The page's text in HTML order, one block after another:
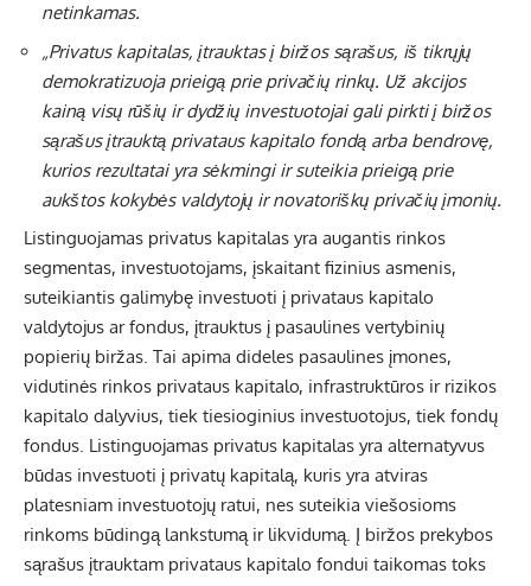
netinkamas.
„Privatus kapitalas, įtrauktas į biržos sąrašus, iš tikrųjų
demokratizuoja prieigą prie privačių rinkų. Už akcijos
kainą visų rūšių ir dydžių investuotojai gali pirkti į biržos
sąrašus įtrauktą privataus kapitalo fondą arba bendrovę,
kurios rezultatai yra sėkmingi ir suteikia prieigą prie
aukštos kokybės valdytojų ir novatoriškų privačių įmonių.
Listinguojamas privatus kapitalas yra augantis rinkos
segmentas, investuotojams, įskaitant fizinius asmenis,
suteikiantis galimybę investuoti į privataus kapitalo
valdytojus ar fondus, įtrauktus į pasaulines vertybinių
popierių biržas. Tai apima dideles pasaulines įmones,
vidutinės rinkos privataus kapitalo, infrastruktūros ir rizikos
kapitalo dalyvius, tiek tiesioginius investuotojus, tiek fondų
fondus. Listinguojamas privatus kapitalas yra alternatyvus
būdas investuoti į privatų kapitalą, kuris yra atviras
platesniam investuotojų ratui, nes suteikia viešosioms
rinkoms būdingą lankstumą ir likvidumą. Į biržos prekybos
sąrašus įtrauktam privataus kapitalo fondui taikomas toks